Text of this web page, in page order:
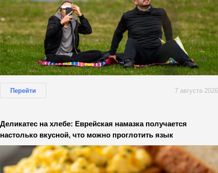
Перейти 7 августа 2026
Деликатес на хлебе: Еврейская намазка получается
настолько вкусной, что можно проглотить язык